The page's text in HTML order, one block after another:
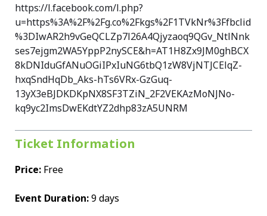
https://l.facebook.com/l.php?
u=https%3A%2F%2Fg.co%2Fkgs%2F1TVkNr%3Ffbclid
%3DIwAR2h9vGeQCLZp7l26A4Qjyzaoq9QGv_NtlNnk
ses7ejgm2WA5YppP2nySCE&h=AT1H8Zx9JM0ghBCX
8kDNIduGfANuOGiIPxIuNG6tbQ1zW8VjNTJCElqZ-
hxqSndHqDb_Aks-hTs6VRx-GzGuq-
13yX3eBJDKDKpNX8SF3TZiN_2F2VEKAzMoNJNo-
kq9yc2ImsDwEKdtYZ2dhp83zA5UNRM
Ticket Information
Price: Free
Event Duration:9 days